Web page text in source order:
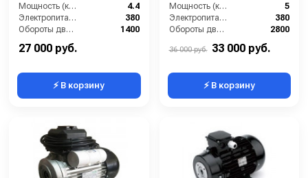
Мощность (кВт):
4.4
Электропитание (В):
380
Обороты двигателя (об/мин):
1400
27 000 руб.
⚡ В корзину
Мощность (кВт):
5
Электропитание (В):
380
Обороты двигателя (об/мин):
2800
полый
36 000 руб. 33 000 руб.
⚡ В корзину